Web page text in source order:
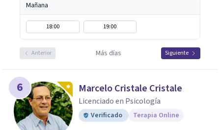
Mañana
18:00 19:00
Anterior Más días Siguiente
6 Marcelo Cristale Cristale
Licenciado en Psicología
Verificado Terapia Online